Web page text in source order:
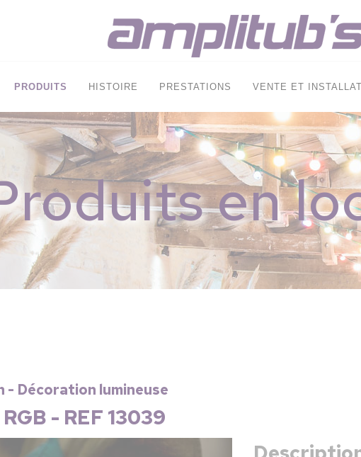
PRODUITS HISTOIRE PRESTATIONS VENTE ET
en
Décoration lumineuse
- REF 13039